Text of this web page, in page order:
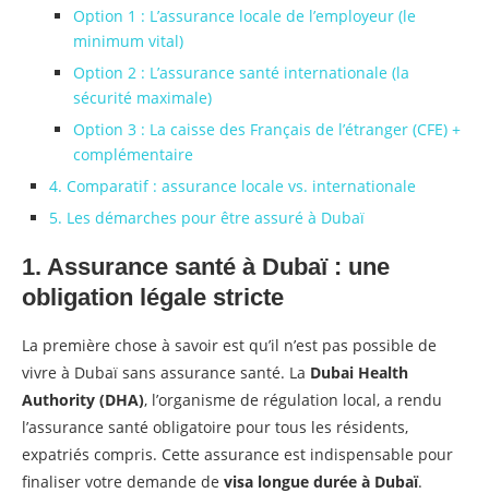
Option 1 : L’assurance locale de l’employeur (le
minimum vital)
Option 2 : L’assurance santé internationale (la
sécurité maximale)
Option 3 : La caisse des Français de l’étranger (CFE) +
complémentaire
4. Comparatif : assurance locale vs. internationale
5. Les démarches pour être assuré à Dubaï
1. Assurance santé à Dubaï : une
obligation légale stricte
La première chose à savoir est qu’il n’est pas possible de
vivre à Dubaï sans assurance santé. La Dubai Health
Authority (DHA), l’organisme de régulation local, a rendu
l’assurance santé obligatoire pour tous les résidents,
expatriés compris. Cette assurance est indispensable pour
finaliser votre demande de visa longue durée à Dubaï.